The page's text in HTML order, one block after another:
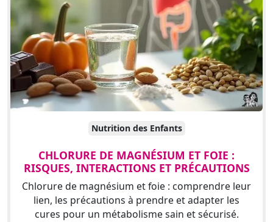
Nutrition des Enfants
CHLORURE DE MAGNÉSIUM ET FOIE :
RISQUES, INTERACTIONS ET PRÉCAUTIONS
Chlorure de magnésium et foie : comprendre leur
lien, les précautions à prendre et adapter les
cures pour un métabolisme sain et sécurisé.